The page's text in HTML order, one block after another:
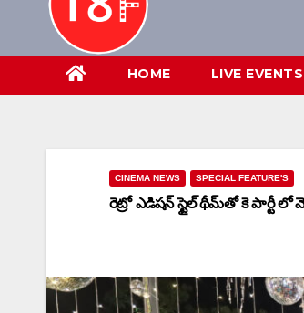
HOME LIVE EVENTS
CINEMA NEWS SPECIAL FEATURE'S
రెట్రో ఎడిషన్ స్టైల్ థీమ్‌తో కె పార్టీ లో